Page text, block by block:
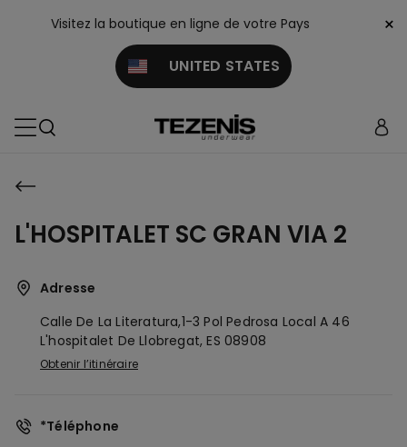
Visitez la boutique en ligne de votre Pays
UNITED STATES
×
L'HOSPITALET SC GRAN VIA 2
Adresse
Calle De La Literatura,1-3 Pol Pedrosa Local A 46
L'hospitalet De Llobregat, ES08908
Obtenir l’itinéraire
*Téléphone